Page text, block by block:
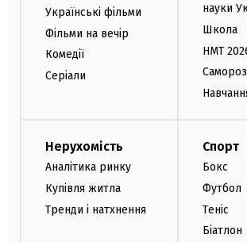
Українські фільми
Фільми на вечір
Комедії
Серіали
науки
Школа
НМТ
Нерухомість
Аналітика ринку
Купівля житла
Тренди і натхнення
Спорт
Бокс
Футбол
Теніс
Біатлон